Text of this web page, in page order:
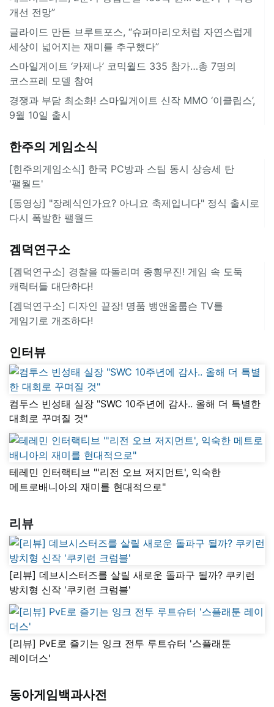
개선 전망”
글라이드 만든 브루트포스, “슈퍼마리오처럼 자연스럽게
세상이 넓어지는 재미를 추구했다”
스마일게이트 ‘카제나’ 코믹월드 335 참가…총 7명의
코스프레 모델 참여
경쟁과 부담 최소화! 스마일게이트 신작 MMO ‘이클립스’,
9월 10일 출시
한주의 게임소식
[힌주의게임소식] 한국 PC방과 스팀 동시 상승세 탄
'팰월드'
[동영상] "장례식인가요? 아니요 축제입니다" 정식 출시로
다시 폭발한 팰월드
겜덕연구소
[겜덕연구소] 경찰을 따돌리며 종횡무진! 게임 속 도둑
캐릭터들 대단하다!
[겜덕연구소] 디자인 끝장! 명품 뱅앤올룹슨 TV를
게임기로 개조하다!
인터뷰
컴투스 빈성태 실장 "SWC 10주년에 감사.. 올해 더 특별한
대회로 꾸며질 것"
테레민 인터랙티브 "'리전 오브 저지먼트', 익숙한
메트로배니아의 재미를 현대적으로"
리뷰
[리뷰] 데브시스터즈를 살릴 새로운 돌파구 될까? 쿠키런
방치형 신작 '쿠키런 크럼블'
[리뷰] PvE로 즐기는 잉크 전투 루트슈터 '스플래툰
레이더스'
동아게임백과사전